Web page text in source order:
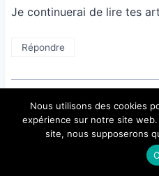
Je continuerai de lire tes
Répondre
Roger dit :
25/06/2024 à 7:07 pm
Nous utilisons des cookies
expérience sur notre site
site, nous supposerons